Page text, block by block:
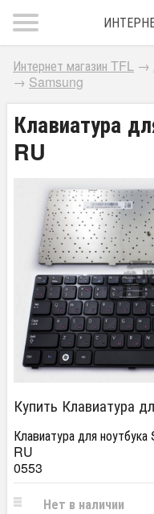
Интернет магазин TFL →
→ Samsung
Клавиатура
RU
Купить Клавиатура
Клавиатура для
RU
0553
Нет в наличии